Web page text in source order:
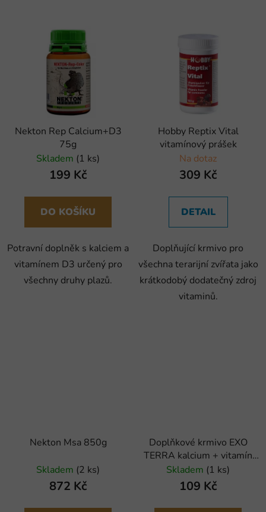
Nekton Rep Calcium+D3
75g
Skladem (1 ks)
199 Kč
DO KOŠÍKU
Potravní doplněk s kalciem a
vitamínem D3 určený pro
všechny druhy plazů.
Hobby Reptix Vital
vitamínový prášek
Na dotaz
309 Kč
DETAIL
Doplňující krmivo pro
všechna terarijní zvířata jako
krátkodobý dodatečný zdroj
vitaminů.
Nekton Msa 850g
Skladem (2 ks)
872 Kč
Doplňkové krmivo EXO
TERRA kalcium + vitamín
D3 (90g)
Skladem (1 ks)
109 Kč